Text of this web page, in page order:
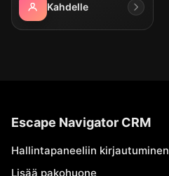
Kahdelle
Escape Navigator CRM
Hallintapaneeliin kirjautuminen
Lisää pakohuone